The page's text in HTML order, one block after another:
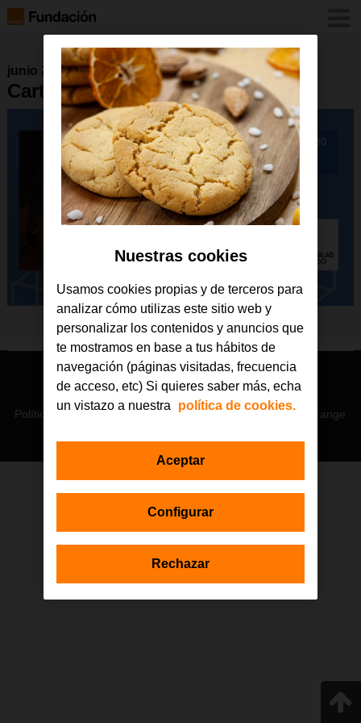
junio 2018
Cartel FPB en RED
© Orange 2026
Accesibilidad
Lectura accesible: Confort+
Contacto
Política de privacidad
Política de cookies Aviso legal Orange
Estas actuaciones forman parte de la iniciativa Generación D
impulsada por Red.es, Ministerio para la Transformación Digital y de
la Función Pública a través de la Secretaría de Estado de
Digitalización e Inteligencia Artificial, y están financiadas por el Plan de
Recuperación, Transformación y Resiliencia a través de los fondos
Next Generation de la Unión Europea, en el marco de la Inversión 1
Nuestras cookies
Usamos cookies propias y de terceros para
analizar cómo utilizas este sitio web y
personalizar los contenidos y anuncios que
te mostramos en base a tus hábitos de
navegación (páginas visitadas, frecuencia
de acceso, etc) Si quieres saber más, echa
un vistazo a nuestra
política de cookies.
Configurar
Rechazar
Aceptar